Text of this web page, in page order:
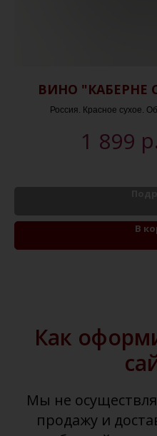
ВИНО "КАБЕРНЕ
Россия. Красное сухое.
1 899 р.
В
Как
Мы не
продажу и